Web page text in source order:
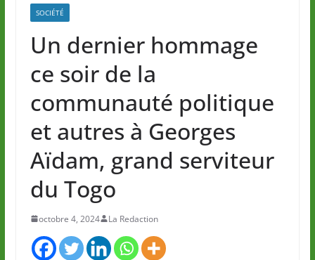
SOCIÉTÉ
Un dernier hommage
ce soir de la
communauté politique
et autres à Georges
Aïdam, grand serviteur
du Togo
octobre 4, 2024 La Redaction